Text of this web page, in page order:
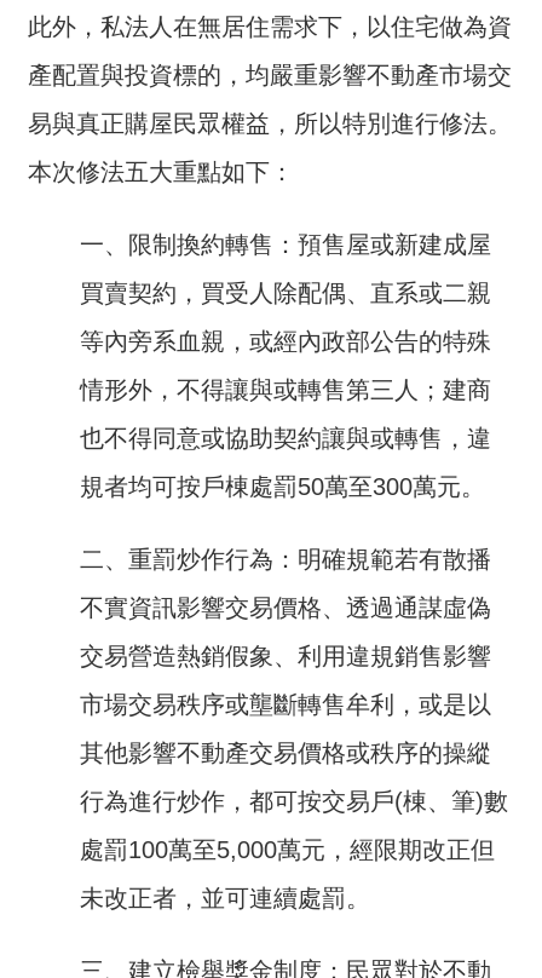
首
頁
站
覽
English
此外，私法人在無居住需求下，以住宅做為資
產配置與投資標的，均嚴重影響不動產市場交
易與真正購屋民眾權益，所以特別進行修法。
本次修法五大重點如下：
一、限制換約轉售：預售屋或新建成屋
買賣契約，買受人除配偶、直系或二親
等內旁系血親，或經內政部公告的特殊
情形外，不得讓與或轉售第三人；建商
也不得同意或協助契約讓與或轉售，違
規者均可按戶棟處罰50萬至300萬元。
二、重罰炒作行為：明確規範若有散播
不實資訊影響交易價格、透過通謀虛偽
交易營造熱銷假象、利用違規銷售影響
市場交易秩序或壟斷轉售牟利，或是以
其他影響不動產交易價格或秩序的操縱
行為進行炒作，都可按交易戶(棟、筆)數
處罰100萬至5,000萬元，經限期改正但
未改正者，並可連續處罰。
三、建立檢舉獎金制度：民眾對於不動